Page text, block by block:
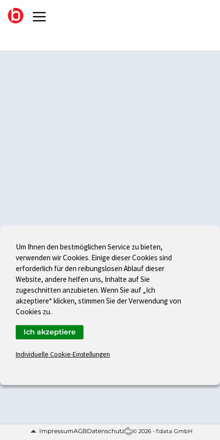
ImpressumAGBDatenschutz © 2026 - f:data GmbH
Um Ihnen den bestmöglichen Service zu bieten,
verwenden wir Cookies. Einige dieser Cookies sind
erforderlich für den reibungslosen Ablauf dieser
Website, andere helfen uns, Inhalte auf Sie
zugeschnitten anzubieten. Wenn Sie auf „Ich
akzeptiere“ klicken, stimmen Sie der Verwendung von
Cookies zu.
Individuelle Cookie-Einstellungen
Ich akzeptiere